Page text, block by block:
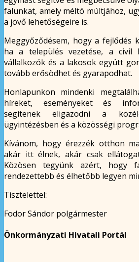
falunkat, amely méltó múltjához,
a jövő lehetőségeire is.
Meggyőződésem, hogy a fejlődés
ha a település vezetése, a civil
vállalkozók és a lakosok együtt
tovább erősödhet és gyarapodhat.
Honlapunkon mindenki
híreket, eseményeket és
segítenek eligazodni a
ügyintézésben és a közösségi
Kívánom, hogy érezzék otthon
akár itt élnek, akár csak
Közösen tegyünk azért, hogy
rendezettebb és élhetőbb legyen
Tisztelettel:
Fodor Sándor polgármester
Önkormányzati Hivatali Portál